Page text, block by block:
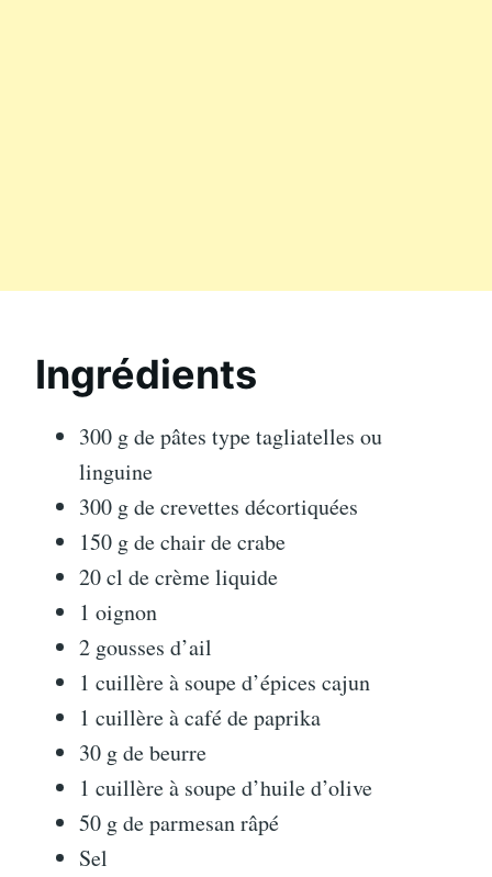
Ingrédients
300 g de pâtes type tagliatelles ou
linguine
300 g de crevettes décortiquées
150 g de chair de crabe
20 cl de crème liquide
1 oignon
2 gousses d’ail
1 cuillère à soupe d’épices cajun
1 cuillère à café de paprika
30 g de beurre
1 cuillère à soupe d’huile d’olive
50 g de parmesan râpé
Sel